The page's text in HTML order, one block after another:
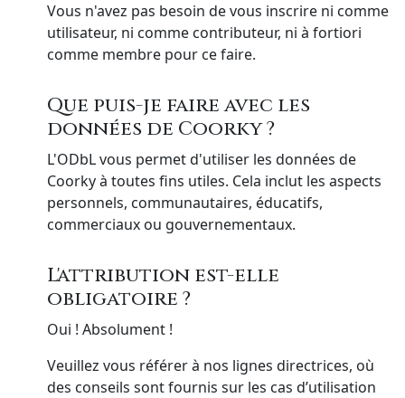
Vous n'avez pas besoin de vous inscrire ni comme
utilisateur, ni comme contributeur, ni à fortiori
comme membre pour ce faire.
Que puis-je faire avec les
données de Coorky ?
L'ODbL vous permet d'utiliser les données de
Coorky à toutes fins utiles. Cela inclut les aspects
personnels, communautaires, éducatifs,
commerciaux ou gouvernementaux.
L'attribution est-elle
obligatoire ?
Oui ! Absolument !
Veuillez vous référer à nos lignes directrices, où
des conseils sont fournis sur les cas d’utilisation